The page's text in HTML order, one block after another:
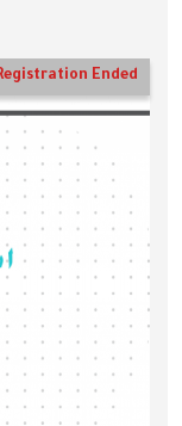
Ended